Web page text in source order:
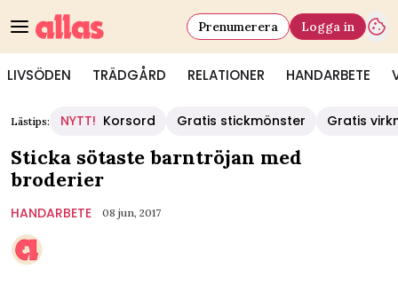
LIVSÖDEN TRÄDGÅRD RELATIONER HANDARBETE
Prenumerera Logga in
Lästips: NYTT! Korsord Gratis stickmönster Gratis
Sticka sötaste barntröjan med
broderier
HANDARBETE 08 jun, 2017